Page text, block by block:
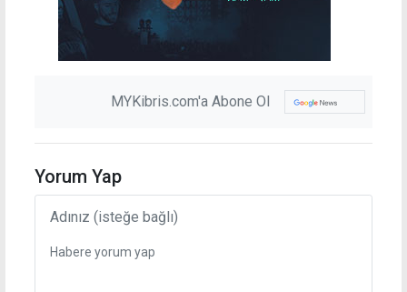
MYKibris.com'a Abone Ol
Yorum Yap